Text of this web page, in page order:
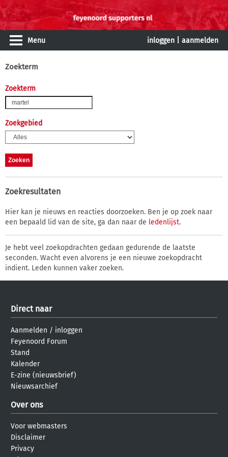
Menu inloggen aanmelden
Zoekterm
Zoekterm
Zoekgebied
Zoekresultaten
Hier kan je nieuws en reacties doorzoeken. Ben je op zoek naar
een bepaald lid van de site, ga dan naar de ledenlijst.
Je hebt veel zoekopdrachten gedaan gedurende de laatste
seconden. Wacht even alvorens je een nieuwe zoekopdracht
indient. Leden kunnen vaker zoeken.
Direct naar
Aanmelden / inloggen
Feyenoord Forum
Stand
Kalender
E-zine (nieuwsbrief)
Nieuwsarchief
Over ons
Voor webmasters
Disclaimer
Privacy